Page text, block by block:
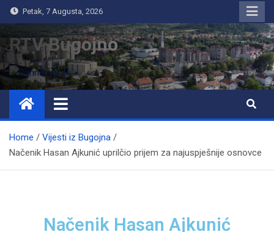
Petak, 7 Augusta, 2026
RTV Bugojno
Home
Vijesti iz Bugojna
Načenik Hasan Ajkunić uprilčio prijem za najuspješnije osnovce
Načenik Hasan Ajkunić